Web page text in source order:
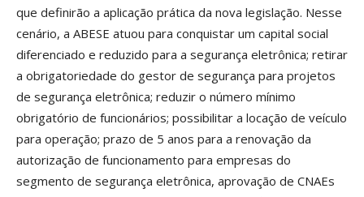
que definirão a aplicação prática da nova legislação. Nesse
cenário, a ABESE atuou para conquistar um capital social
diferenciado e reduzido para a segurança eletrônica; retirar
a obrigatoriedade do gestor de segurança para projetos
de segurança eletrônica; reduzir o número mínimo
obrigatório de funcionários; possibilitar a locação de veículo
para operação; prazo de 5 anos para a renovação da
autorização de funcionamento para empresas do
segmento de segurança eletrônica, aprovação de CNAEs